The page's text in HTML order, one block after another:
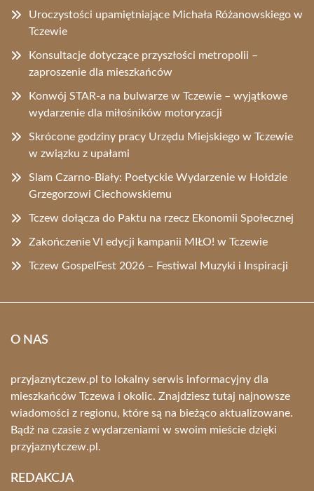
Uroczystości upamiętniające Michała Różanowskiego w
Tczewie
Konsultacje dotyczące przyszłości metropolii –
zaproszenie dla mieszkańców
Konwój STAR-a na bulwarze w Tczewie – wyjątkowe
wydarzenie dla miłośników motoryzacji
Skrócone godziny pracy Urzędu Miejskiego w Tczewie
w związku z upałami
Slam Czarno-Biały: Poetyckie Wydarzenie w Hołdzie
Grzegorzowi Ciechowskiemu
Tczew dołącza do Paktu na rzecz Ekonomii Społecznej
Zakończenie VI edycji kampanii MIŁO! w Tczewie
Tczew GospelFest 2026 – Festiwal Muzyki i Inspiracji
O NAS
przyjaznytczew.pl to lokalny serwis informacyjny dla
mieszkańców Tczewa i okolic. Znajdziesz tutaj najnowsze
wiadomości z regionu, które są na bieżąco aktualizowane.
Bądź na czasie z wydarzeniami w swoim mieście dzięki
przyjaznytczew.pl.
REDAKCJA